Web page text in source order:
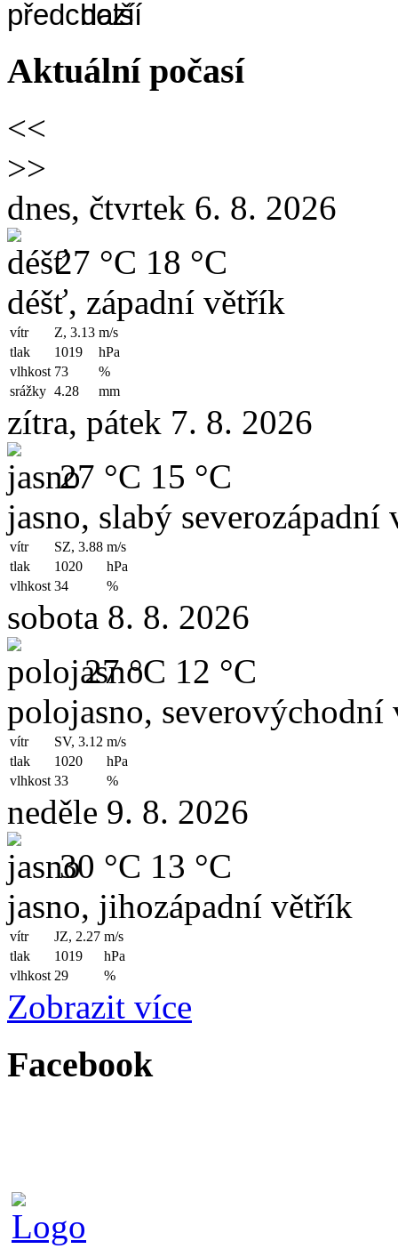
Aktuální počasí
<<
>>
dnes, čtvrtek 6. 8. 2026
27 °C 18 °C
déšť, západní větřík
vítr Z, 3.13 m/s
tlak
1019
hPa
vlhkost 73
%
srážky 4.28 mm
zítra, pátek 7. 8. 2026
27 °C 15 °C
jasno, slabý severozápadní
vítr SZ, 3.88 m/s
tlak
1020
hPa
vlhkost 34 %
sobota 8. 8. 2026
27 °C 12 °C
polojasno, severovýchodní
vítr SV, 3.12 m/s
tlak
1020
hPa
vlhkost 33 %
neděle 9. 8. 2026
30 °C 13 °C
jasno, jihozápadní větřík
vítr JZ, 2.27 m/s
tlak
1019
hPa
vlhkost 29 %
Zobrazit více
Facebook